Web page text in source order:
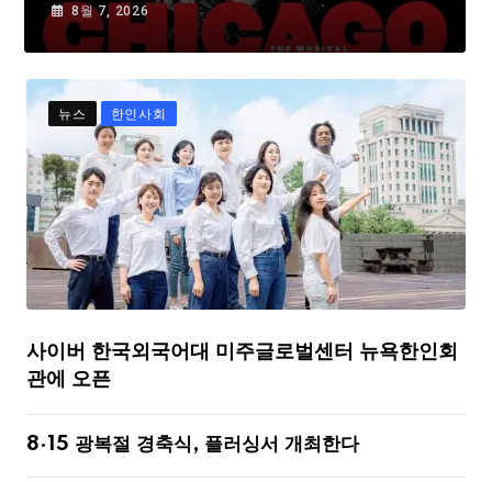
8월 7, 2026
뉴스 한인사회
사이버 한국외국어대 미주글로벌센터 뉴욕한인회
관에 오픈
8·15 광복절 경축식, 플러싱서 개최한다